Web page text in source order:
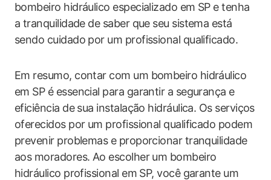
bombeiro hidráulico especializado em SP e tenha
a tranquilidade de saber que seu sistema está
sendo cuidado por um profissional qualificado.
Em resumo, contar com um bombeiro hidráulico
em SP é essencial para garantir a segurança e
eficiência de sua instalação hidráulica. Os serviços
oferecidos por um profissional qualificado podem
prevenir problemas e proporcionar tranquilidade
aos moradores. Ao escolher um bombeiro
hidráulico profissional em SP, você garante um